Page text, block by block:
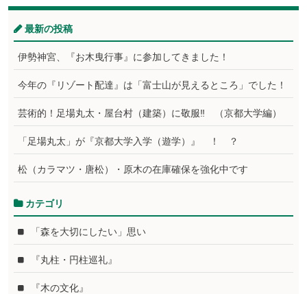
最新の投稿
伊勢神宮、『お木曳行事』に参加してきました！
今年の『リゾート配達』は「富士山が見えるところ」でした！
芸術的！足場丸太・屋台村（建築）に敬服‼ （京都大学編）
「足場丸太」が『京都大学入学（遊学）』 ！ ？
松（カラマツ・唐松）・原木の在庫確保を強化中です
カテゴリ
「森を大切にしたい」思い
『丸柱・円柱巡礼』
『木の文化』